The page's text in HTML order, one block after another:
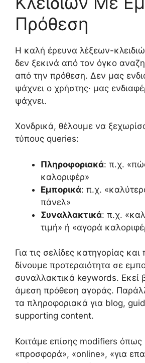
Πρόθεση
Η καλή έρευνα λέξεων-
δεν ξεκινά από τον όγκο
από την πρόθεση. Δεν μας
ψάχνει ο χρήστης· μας
ψάχνει.
Χονδρικά, θέλουμε να
τύπους queries:
Πληροφοριακά: π.χ.
καλοριφέρ»
Εμπορικά: π.χ.
πάνελ»
Συναλλακτικά: π.χ.
τιμή» ή «αγορά
Για τις σελίδες κατηγορίας και
δίνουμε προτεραιότητα σε
συναλλακτικά keywords. Εκεί
άμεση πρόθεση αγοράς.
τα πληροφοριακά για blog,
supporting content.
Κοιτάμε επίσης modifiers όπως
«προσφορά», «online», «για